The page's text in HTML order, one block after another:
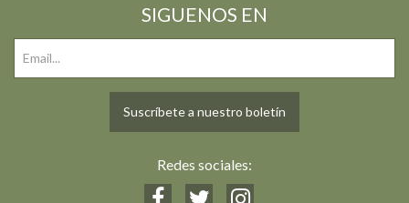
SIGUENOS EN
Suscríbete a nuestro boletín
Redes sociales: